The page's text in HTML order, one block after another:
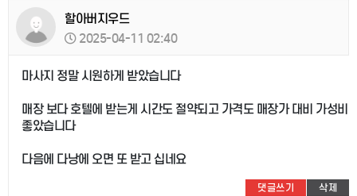
할아버지우드
2025-04-11 02:40
마사지 정말 시원하게 받았습니다
매장 보다 호텔에 받는게 시간도 절약되고 가격도 매장가 대비 가성비
좋았습니다
다음에 다낭에 오면 또 받고 십네요
댓글쓰기 삭제